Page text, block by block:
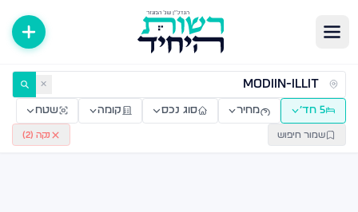
דירות למכירה ולהשכרה — רשות היחיד ✕
5 חד׳ מחיר סוג נכס קומה שטח
שמור חיפוש נקה (2
)